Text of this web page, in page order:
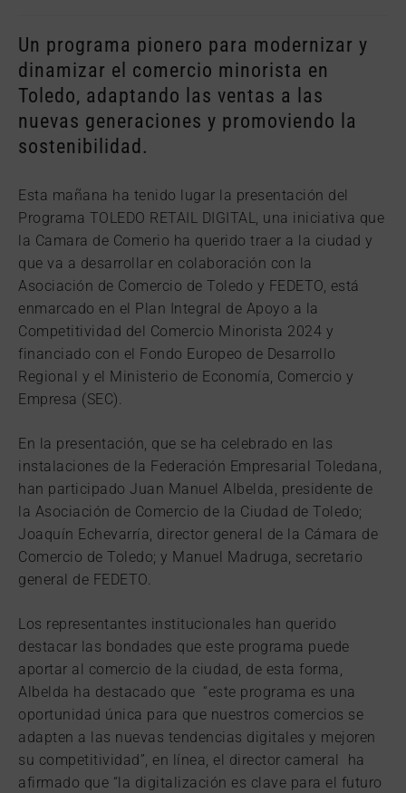
Un programa pionero para modernizar y
dinamizar el comercio minorista en
Toledo, adaptando las ventas a las
nuevas generaciones y promoviendo la
sostenibilidad.
Esta mañana ha tenido lugar la presentación del
Programa TOLEDO RETAIL DIGITAL, una iniciativa que
la Camara de Comerio ha querido traer a la ciudad y
que va a desarrollar en colaboración con la
Asociación de Comercio de Toledo y FEDETO, está
enmarcado en el Plan Integral de Apoyo a la
Competitividad del Comercio Minorista 2024 y
financiado con el Fondo Europeo de Desarrollo
Regional y el Ministerio de Economía, Comercio y
Empresa (SEC).
En la presentación, que se ha celebrado en las
instalaciones de la Federación Empresarial Toledana,
han participado Juan Manuel Albelda, presidente de
la Asociación de Comercio de la Ciudad de Toledo;
Joaquín Echevarría, director general de la Cámara de
Comercio de Toledo; y Manuel Madruga, secretario
general de FEDETO.
Los representantes institucionales han querido
destacar las bondades que este programa puede
aportar al comercio de la ciudad, de esta forma,
Albelda ha destacado que “este programa es una
oportunidad única para que nuestros comercios se
adapten a las nuevas tendencias digitales y mejoren
su competitividad”, en línea, el director cameral ha
afirmado que “la digitalización es clave para el futuro